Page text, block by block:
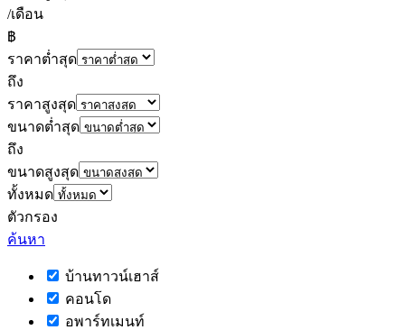
/เดือน
฿
ราคาต่ำสุด
ถึง
ราคาสูงสุด
ขนาดต่ำสุด
ถึง
ขนาดสูงสุด
ทั้งหมด
ตัวกรอง
ค้นหา
บ้านทาวน์เฮาส์
คอนโด
อพาร์ทเมนท์